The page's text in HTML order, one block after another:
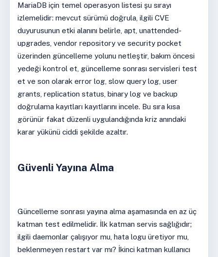
MariaDB için temel operasyon listesi şu sırayı
izlemelidir: mevcut sürümü doğrula, ilgili CVE
duyurusunun etki alanını belirle, apt, unattended-
upgrades, vendor repository ve security pocket
üzerinden güncelleme yolunu netleştir, bakım öncesi
yedeği kontrol et, güncelleme sonrası servisleri test
et ve son olarak error log, slow query log, user
grants, replication status, binary log ve backup
doğrulama kayıtları kayıtlarını incele. Bu sıra kısa
görünür fakat düzenli uygulandığında kriz anındaki
karar yükünü ciddi şekilde azaltır.
Güvenli Yayına Alma
Güncelleme sonrası yayına alma aşamasında en az üç
katman test edilmelidir. İlk katman servis sağlığıdır;
ilgili daemonlar çalışıyor mu, hata logu üretiyor mu,
beklenmeyen restart var mı? İkinci katman kullanıcı